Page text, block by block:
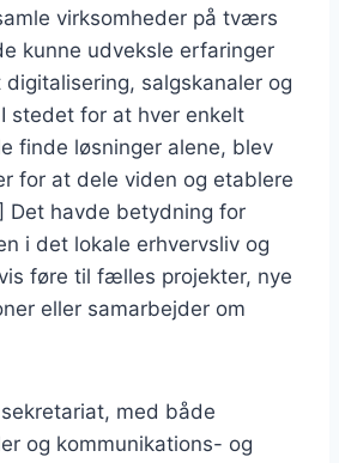
virksomheder på tværs
kunne udveksle erfaringer
salgskanaler og
stedet for at hver enkelt
finde løsninger alene, blev
for at dele viden og etablere
Det havde betydning for
i det lokale erhvervsliv og
føre til fælles projekter, nye
eller samarbejder om
med både
og kommunikations- og